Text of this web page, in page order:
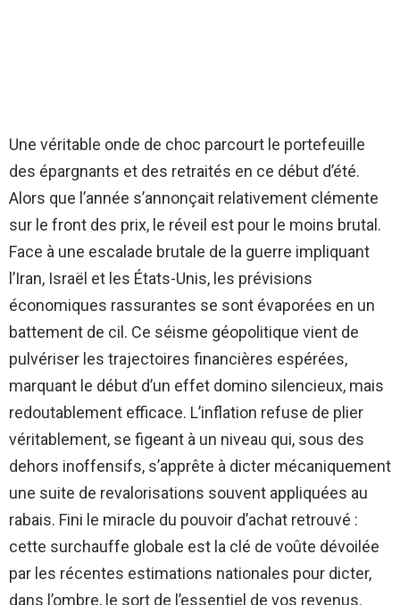
Une véritable onde de choc parcourt le portefeuille
des épargnants et des retraités en ce début d’été.
Alors que l’année s’annonçait relativement clémente
sur le front des prix, le réveil est pour le moins brutal.
Face à une escalade brutale de la guerre impliquant
l’Iran, Israël et les États-Unis, les prévisions
économiques rassurantes se sont évaporées en un
battement de cil. Ce séisme géopolitique vient de
pulvériser les trajectoires financières espérées,
marquant le début d’un effet domino silencieux, mais
redoutablement efficace. L’inflation refuse de plier
véritablement, se figeant à un niveau qui, sous des
dehors inoffensifs, s’apprête à dicter mécaniquement
une suite de revalorisations souvent appliquées au
rabais. Fini le miracle du pouvoir d’achat retrouvé :
cette surchauffe globale est la clé de voûte dévoilée
par les récentes estimations nationales pour dicter,
dans l’ombre, le sort de l’essentiel de vos revenus.